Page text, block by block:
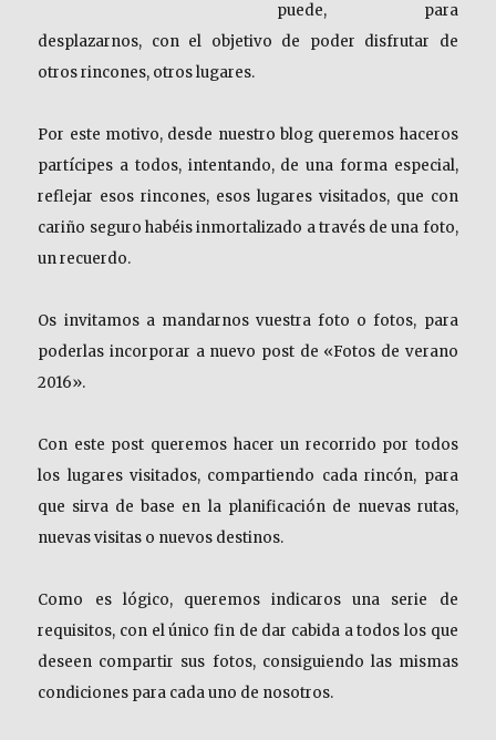
puede, para
desplazarnos, con el objetivo de poder disfrutar de
otros rincones, otros lugares.
Por este motivo, desde nuestro blog queremos haceros
partícipes a todos, intentando, de una forma especial,
reflejar esos rincones, esos lugares visitados, que con
cariño seguro habéis inmortalizado a través de una foto,
un recuerdo.
Os invitamos a mandarnos vuestra foto o fotos, para
poderlas incorporar a nuevo post de «Fotos de verano
2016».
Con este post queremos hacer un recorrido por todos
los lugares visitados, compartiendo cada rincón, para
que sirva de base en la planificación de nuevas rutas,
nuevas visitas o nuevos destinos.
Como es lógico, queremos indicaros una serie de
requisitos, con el único fin de dar cabida a todos los que
deseen compartir sus fotos, consiguiendo las mismas
condiciones para cada uno de nosotros.